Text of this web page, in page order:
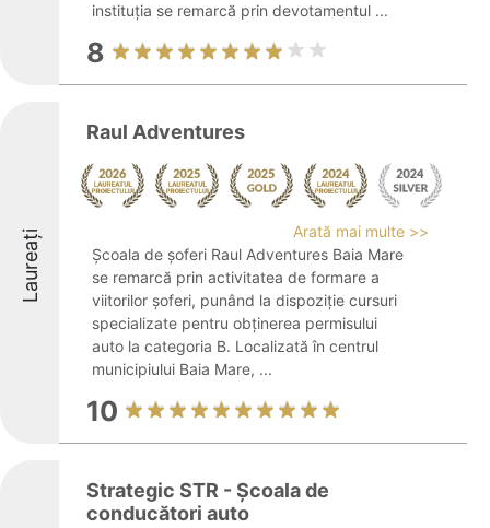
instituția se remarcă prin devotamentul ...
8
Laureați
Raul Adventures
Arată mai multe >>
Școala de șoferi Raul Adventures Baia Mare
se remarcă prin activitatea de formare a
viitorilor șoferi, punând la dispoziție cursuri
specializate pentru obținerea permisului
auto la categoria B. Localizată în centrul
municipiului Baia Mare, ...
10
Strategic STR - Școala de
conducători auto